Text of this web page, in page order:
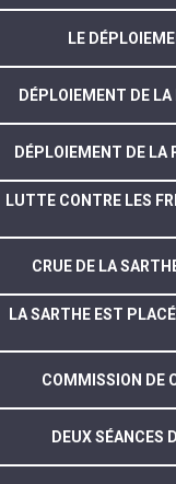
LE
DÉPLOIEMENT DE LA
LUTTE CONTRE LES
CRUE DE LA
LA SARTHE EST
COMMISSION DE
DEUX SÉANCES